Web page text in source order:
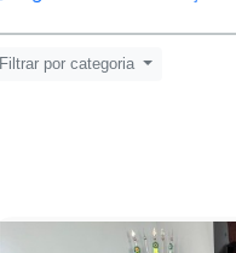
Filtrar por categoria